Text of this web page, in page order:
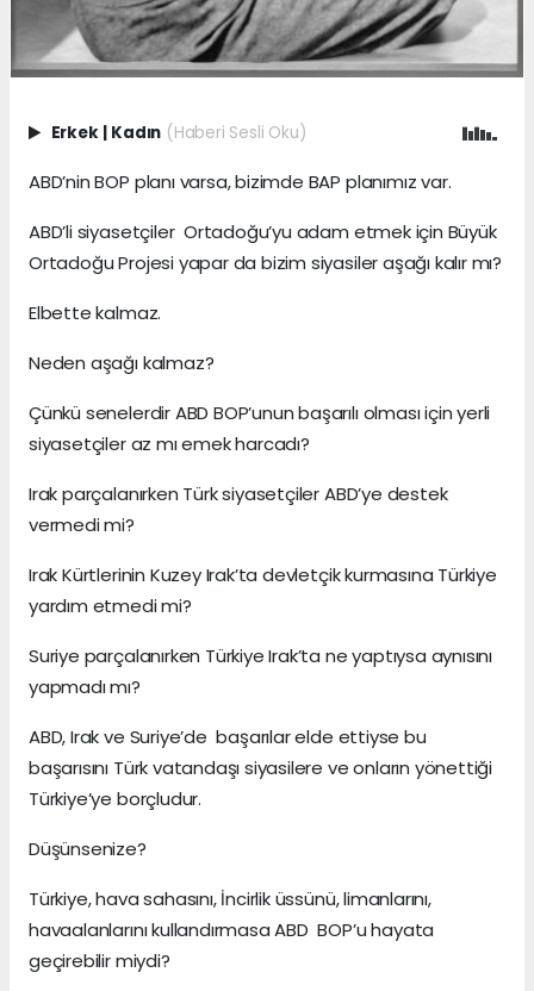
Erkek | Kadın (Haberi Sesli Oku)
ABD’nin BOP planı varsa, bizimde BAP planımız var.
ABD’li siyasetçiler Ortadoğu’yu adam etmek için Büyük
Ortadoğu Projesi yapar da bizim siyasiler aşağı kalır mı?
Elbette kalmaz.
Neden aşağı kalmaz?
Çünkü senelerdir ABD BOP’unun başarılı olması için yerli
siyasetçiler az mı emek harcadı?
Irak parçalanırken Türk siyasetçiler ABD’ye destek
vermedi mi?
Irak Kürtlerinin Kuzey Irak’ta devletçik kurmasına Türkiye
yardım etmedi mi?
Suriye parçalanırken Türkiye Irak’ta ne yaptıysa aynısını
yapmadı mı?
ABD, Irak ve Suriye’de başarılar elde ettiyse bu
başarısını Türk vatandaşı siyasilere ve onların yönettiği
Türkiye’ye borçludur.
Düşünsenize?
Türkiye, hava sahasını, İncirlik üssünü, limanlarını,
havaalanlarını kullandırmasa ABD BOP’u hayata
geçirebilir miydi?